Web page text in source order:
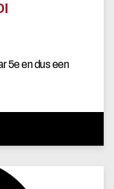
5e en dus een